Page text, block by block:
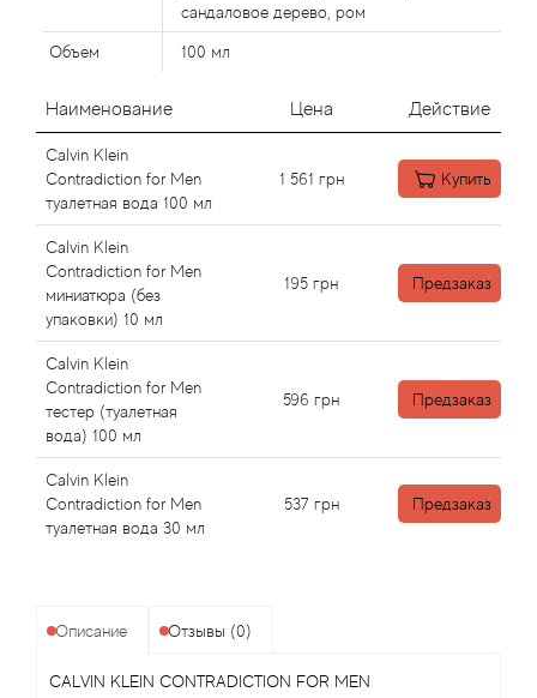
сандаловое дерево, ром
Объем 100 мл
Наименование Цена Действие
Calvin Klein
Contradiction for Men
туалетная вода 100 мл
1 561 грн Купить
Calvin Klein
Contradiction for Men
миниатюра (без
упаковки) 10 мл
195 грн Предзаказ
Calvin Klein
Contradiction for Men
тестер (туалетная
вода) 100 мл
596 грн Предзаказ
Calvin Klein
Contradiction for Men
туалетная вода 30 мл
537 грн Предзаказ
Описание Отзывы (0)
CALVIN KLEIN CONTRADICTION FOR MEN
American Crew
Amouroud
Andre L'Arom
Angel Schlesser
Anima Mundi
Anna Sui
Annayake
Anne Fontaine
Antonia's Flowers
Antonio Banderas